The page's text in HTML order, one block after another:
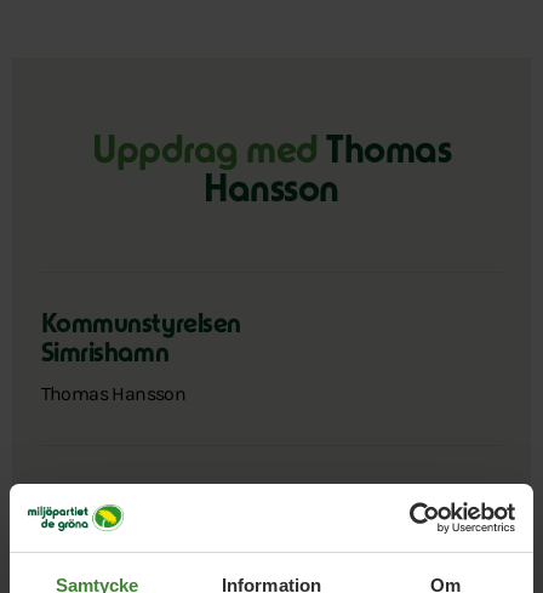
Samtycke Information Om
Uppdrag med Thomas
Hansson
Kommunstyrelsen
Simrishamn
Thomas Hansson
Nyckelperson/kansli
Simrishamn